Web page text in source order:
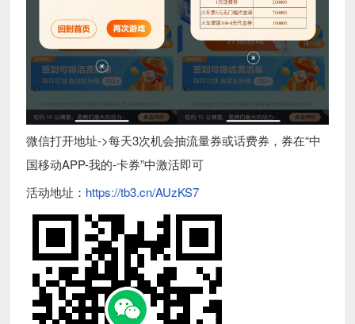
微信打开地址->每天3次机会抽流量券或话费券，券在“中
国移动APP-我的-卡券”中激活即可
活动地址： https://tb3.cn/AUzKS7